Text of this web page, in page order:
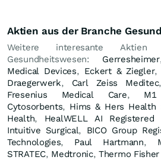
Aktien aus der Branche
Weitere interesante
Gesundheitswesen: Gerresheimer
Medical Devices, Eckert & Ziegler,
Draegerwerk, Carl Zeiss Meditec
Fresenius Medical Care,
Cytosorbents, Hims & Hers Health
Health, HealWELL AI Registered
Intuitive Surgical, BICO Group
Technologies, Paul Hartmann,
STRATEC, Medtronic,Thermo